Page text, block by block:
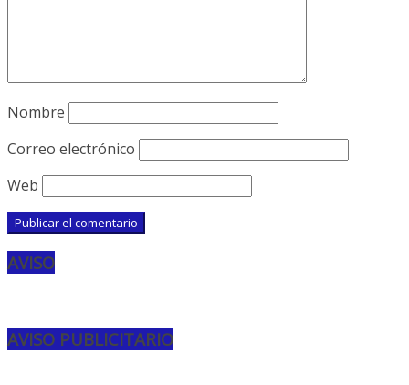
Nombre
Correo electrónico
Web
AVISO
AVISO PUBLICITARIO